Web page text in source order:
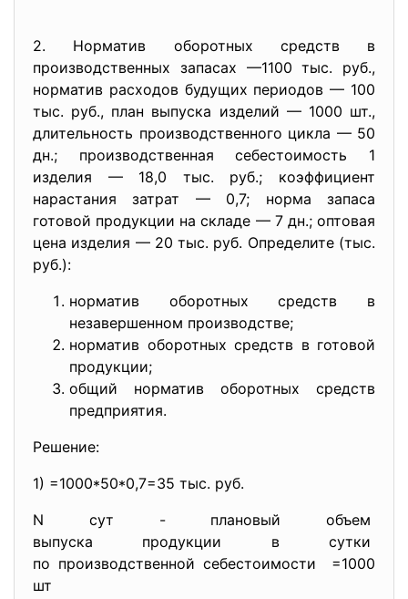
2. Норматив оборотных средств в
производственных запасах —1100 тыс. руб.,
норматив расходов будущих периодов — 100
тыс. руб., план выпуска изделий — 1000 шт.,
длительность производственного цикла — 50
дн.; производственная себестоимость 1
изделия — 18,0 тыс. руб.; коэффициент
нарастания затрат — 0,7; норма запаса
готовой продукции на складе — 7 дн.; оптовая
цена изделия — 20 тыс. руб. Определите (тыс.
руб.):
норматив оборотных средств в
незавершенном производстве;
норматив оборотных средств в готовой
продукции;
общий норматив оборотных средств
предприятия.
Решение:
1) =1000*50*0,7=35 тыс. руб.
N сут - плановый объем
выпуска продукции в сутки
по производственной себестоимости =1000
шт